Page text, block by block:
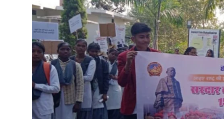
र
में
ग
ई
भ